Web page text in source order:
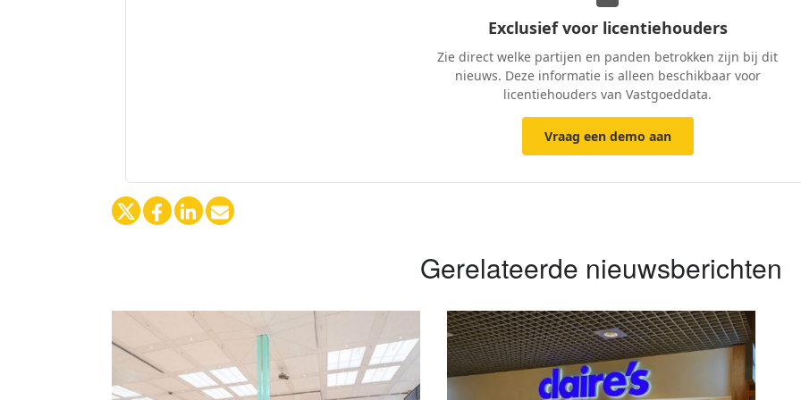
Exclusief voor licentiehouders
Zie direct welke partijen en panden betrokken zijn bij dit
nieuws. Deze informatie is alleen beschikbaar voor
licentiehouders van Vastgoeddata.
Vraag een demo aan
Gerelateerde nieuwsberichten